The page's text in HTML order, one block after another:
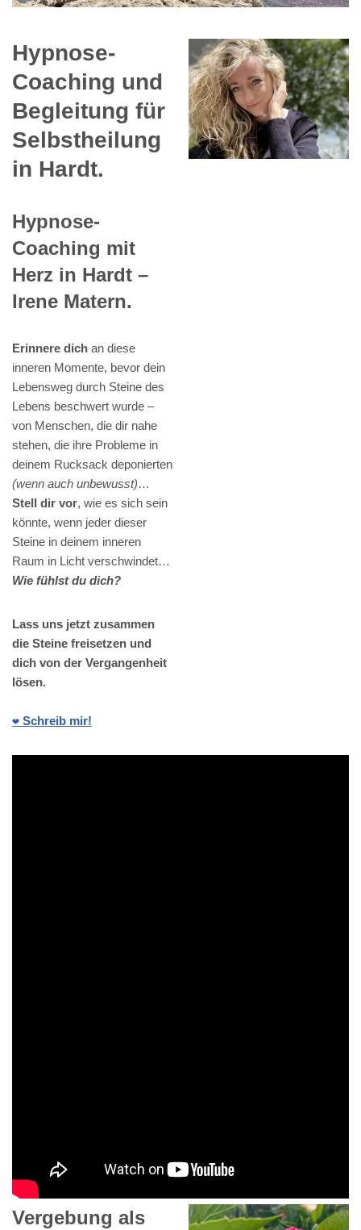
Hypnose-
Coaching und
Begleitung für
Selbstheilung
in Hardt.
Hypnose-
Coaching mit
Herz in Hardt –
Irene Matern.
Erinnere dich an diese
inneren Momente, bevor dein
Lebensweg durch Steine des
Lebens beschwert wurde –
von Menschen, die dir nahe
stehen, die ihre Probleme in
deinem Rucksack deponierten
(wenn auch unbewusst)…
Stell dir vor, wie es sich sein
könnte, wenn jeder dieser
Steine in deinem inneren
Raum in Licht verschwindet…
Wie fühlst du dich?
Lass uns jetzt zusammen
die Steine freisetzen und
dich von der Vergangenheit
lösen.
❤️ Schreib mir!
Vergebung als